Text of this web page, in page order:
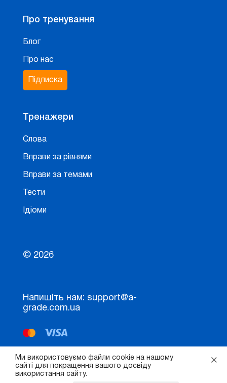
Ми використовуємо файли cookie на нашому
сайті для покращення вашого досвіду
використання сайту.
×
Про тренування
Блог
Про нас
Підписка
Тренажери
Слова
Вправи за рівнями
Вправи за темами
Тести
Ідіоми
© 2026
Напишіть нам: support@a-
grade.com.ua